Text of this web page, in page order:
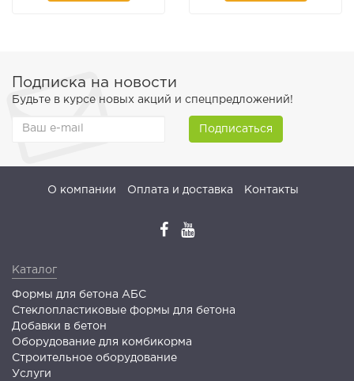
Подписка на новости
Будьте в курсе новых акций и спецпредложений!
Подписаться
О компании Оплата и доставка Контакты
Каталог
Формы для бетона АБС
Стеклопластиковые формы для бетона
Добавки в бетон
Оборудование для комбикорма
Строительное оборудование
Услуги